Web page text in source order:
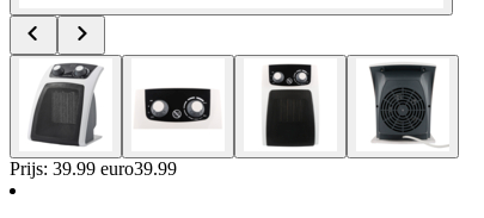
Prijs: 39.99 euro39.99